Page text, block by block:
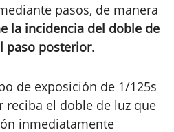
pasos, de manera
la incidencia del doble de
paso posterior.
de exposición de 1/125s
reciba el doble de luz que
inmediatamente